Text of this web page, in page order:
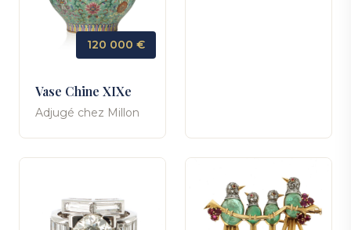
120 000 €
Vase Chine XIXe
Adjugé chez Millon